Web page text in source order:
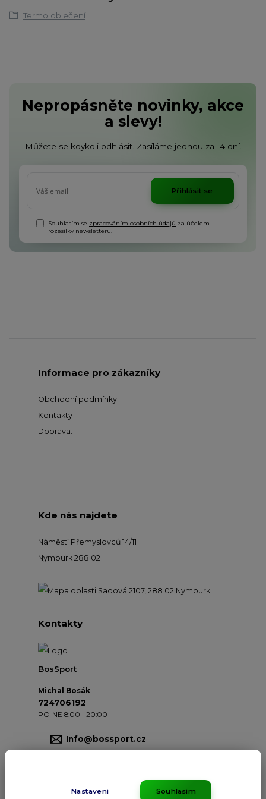
Termo oblečení
Nepropásněte novinky, akce
a slevy!
Můžete se kdykoli odhlásit. Zasíláme jednou za 14 dní.
Přihlásit se
Souhlasím se zpracováním osobních údajů za účelem
rozesílky newsletteru.
Informace pro zákazníky
Obchodní podmínky
Kontakty
Doprava
Kde nás najdete
Náměstí Přemyslovců 14/11
Nymburk 288 02
Kontakty
BosSport
Michal Bosák
724706192
PO-NE 8:00 - 20:00
Info@bossport.cz
Nastavení Souhlasím